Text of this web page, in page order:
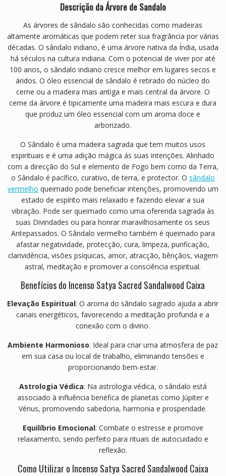
Descrição da Árvore de Sandalo
As árvores de sândalo são conhecidas como madeiras
altamente aromáticas que podem reter sua fragrância por várias
décadas. O sândalo indiano, é uma árvore nativa da Índia, usada
há séculos na cultura indiana. Com o potencial de viver por até
100 anos, o sândalo indiano cresce melhor em lugares secos e
áridos. O óleo essencial de sândalo é retirado do núcleo do
cerne ou a madeira mais antiga e mais central da árvore. O
cerne da árvore é tipicamente uma madeira mais escura e dura
que produz um óleo essencial com um aroma doce e
arborizado.
O Sândalo é uma madeira sagrada que tem muitos usos
espirituais e é uma adição mágica ás suas intenções. Alinhado
com a direcção do Sul e elemento de Fogo bem como da Terra,
o Sândalo é pacífico, curativo, de terra, e protector. O sândalo
vermelho queimado pode beneficiar intenções, promovendo um
estado de espírito mais relaxado e fazendo elevar a sua
vibração. Pode ser queimado como uma oferenda sagrada às
suas Divindades ou para honrar maravilhosamente os seus
Antepassados. O Sândalo vermelho também é queimado para
afastar negatividade, protecção, cura, limpeza, purificação,
clarividência, visões psíquicas, amor, atracção, bênçãos, viagem
astral, meditação e promover a consciência espiritual.
Benefícios do Incenso Satya Sacred Sandalwood Caixa
Elevação Espiritual: O aroma do sândalo sagrado ajuda a abrir
canais energéticos, favorecendo a meditação profunda e a
conexão com o divino.
Ambiente Harmonioso: Ideal para criar uma atmosfera de paz
em sua casa ou local de trabalho, eliminando tensões e
proporcionando bem-estar.
Astrologia Védica: Na astrologia védica, o sândalo está
associado à influência benéfica de planetas como Júpiter e
Vénus, promovendo sabedoria, harmonia e prosperidade.
Equilíbrio Emocional: Combate o estresse e promove
relaxamento, sendo perfeito para rituais de autocuidado e
reflexão.
Como Utilizar o Incenso Satya Sacred Sandalwood Caixa